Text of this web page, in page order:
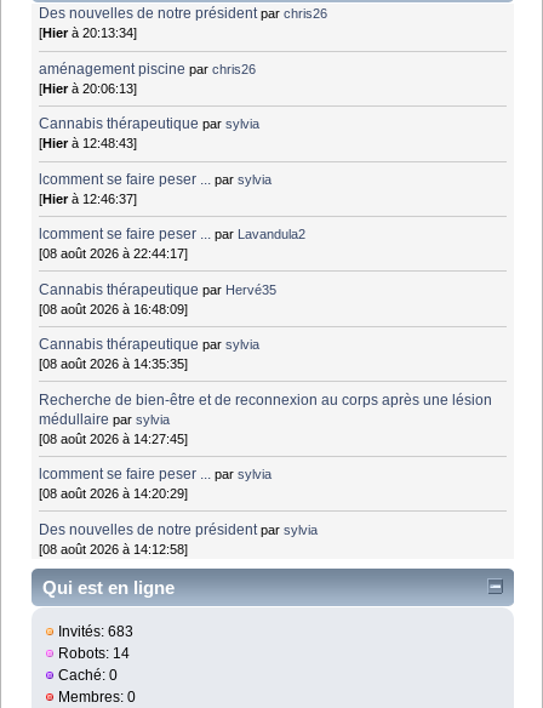
Des nouvelles de notre président parchris26
[Hierà 20:13:34]
aménagement piscine parchris26
[Hierà 20:06:13]
Cannabis thérapeutique parsylvia
[Hierà 12:48:43]
lcomment se faire peser ... parsylvia
[Hierà 12:46:37]
lcomment se faire peser ... par
Lavandula2
[08 août 2026 à 22:44:17]
Cannabis thérapeutique par Hervé35
[08 août 2026 à 16:48:09]
Cannabis thérapeutique parsylvia
[08 août 2026 à 14:35:35]
Recherche de bien-être et de reconnexion au corps après une lésion
médullaire parsylvia
[08 août 2026 à 14:27:45]
lcomment se faire peser ... parsylvia
[08 août 2026 à 14:20:29]
Des nouvelles de notre président parsylvia
[08 août 2026 à 14:12:58]
Qui est en ligne
Invités: 683
Robots: 14
Caché: 0
Membres: 0